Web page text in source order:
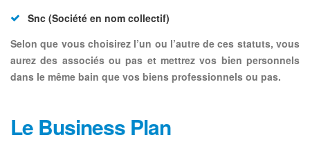
Snc (Société en nom collectif)
Selon que vous choisirez l’un ou l’autre de ces statuts, vous
aurez des associés ou pas et mettrez vos bien personnels
dans le même bain que vos biens professionnels ou pas.
Le Business Plan